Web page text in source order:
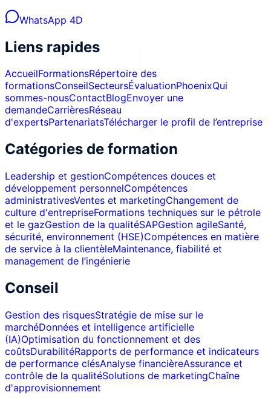
WhatsApp 4D
Liens rapides
AccueilFormationsRépertoire des
formationsConseilSecteursÉvaluationPhoenixQui
sommes-nousContactBlogEnvoyer une
demandeCarrièresRéseau
d'expertsPartenariatsTélécharger le profil de l’entreprise
Catégories de formation
Leadership et gestionCompétences douces et
développement personnelCompétences
administrativesVentes et marketingChangement de
culture d'entrepriseFormations techniques sur le pétrole
et le gazGestion de la qualitéSAPGestion agileSanté,
sécurité, environnement (HSE)Compétences en matière
de service à la clientèleMaintenance, fiabilité et
management de l’ingénierie
Conseil
Gestion des risquesStratégie de mise sur le
marchéDonnées et intelligence artificielle
(IA)Optimisation du fonctionnement et des
coûtsDurabilitéRapports de performance et indicateurs
de performance clésAnalyse financièreAssurance et
contrôle de la qualitéSolutions de marketingChaîne
d'approvisionnement